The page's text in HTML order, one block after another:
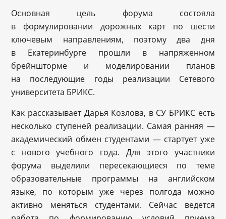
Основная цель форума состояла
в формулировании дорожных карт по шести
ключевым направлениям, поэтому два дня
в Екатеринбурге прошли в напряженном
брейншторме и моделировании планов
на последующие годы реализации Сетевого
университета БРИКС.
Как рассказывает Дарья Козлова, в СУ БРИКС есть
несколько ступеней реализации. Самая ранняя —
академический обмен студентами — стартует уже
с нового учебного года. Для этого участники
форума выделили пересекающиеся по теме
образовательные программы на английском
языке, по которым уже через полгода можно
активно меняться студентами. Сейчас ведется